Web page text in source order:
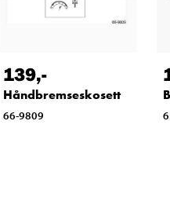
139,-
Håndbremseskosett
66-9809